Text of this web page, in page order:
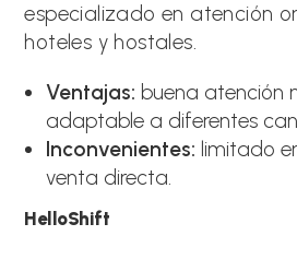
especializado en atención
hoteles y hostales.
Ventajas: buena atención
adaptable a diferentes
Inconvenientes: limitado
venta directa.
HelloShift